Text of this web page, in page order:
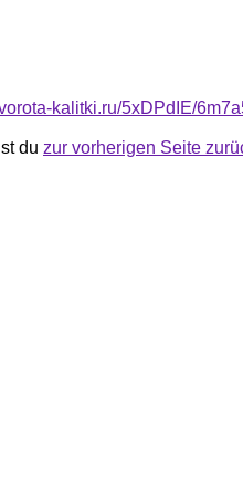
kalitki.ru/5xDPdIE/
du zur vorherigen Seite